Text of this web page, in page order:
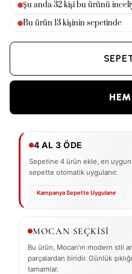
Şu anda31kişi bu ürünü
Bu ürün13kişinin sepetinde
4 AL 3 ÖDE
Sepetine 4 ürün ekle, en
sepette otomatik uygulanır.
Kampanya Sepette Uygulanır
MOCAN SEÇKİSİ
Bu ürün, Mocan’ın modern stil
parçalardan biridir. Günlük
tamamlar.